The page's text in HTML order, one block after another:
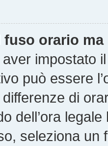
orario ma
impostato
può essere
di
dell’ora
seleziona